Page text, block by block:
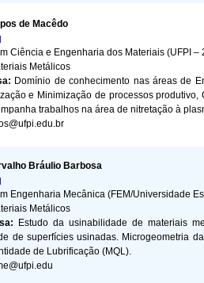
de Macêdo
Ciência e Engenharia dos Materiais (UFPI –
Metálicos
Domínio de conhecimento nas áreas de
e Minimização de processos
trabalhos na área de nitretação à
Bráulio Barbosa
Engenharia Mecânica (FEM/Universidade
Metálicos
Estudo da usinabilidade de materiais
de superfícies usinadas. Microgeometria
de Lubrificação (MQL).